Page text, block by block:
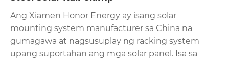
Ang Xiamen Honor Energy ay isang solar
mounting system manufacturer sa China na
gumagawa at nagsusuplay ng racking system
upang suportahan ang mga solar panel. Isa sa